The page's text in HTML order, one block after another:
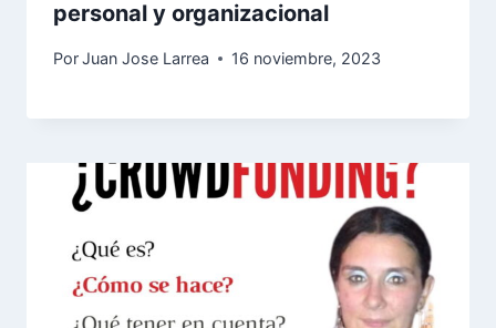
personal y organizacional
PorJuan Jose Larrea 16 noviembre, 2023